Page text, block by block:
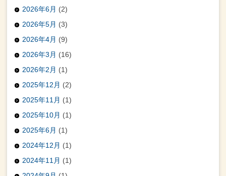
2026年6月 (2)
2026年5月 (3)
2026年4月 (9)
2026年3月 (16)
2026年2月 (1)
2025年12月 (2)
2025年11月 (1)
2025年10月 (1)
2025年6月 (1)
2024年12月 (1)
2024年11月 (1)